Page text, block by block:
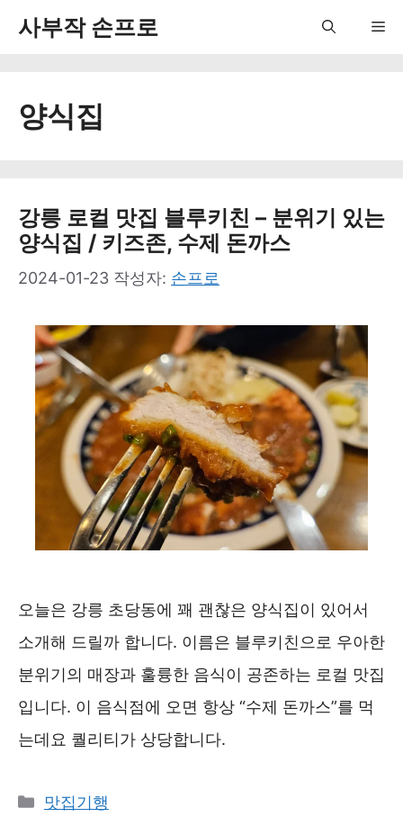
사부작 손프로
양식집
강릉 로컬 맛집 블루키친 – 분위기 있는
양식집 / 키즈존, 수제 돈까스
2024-01-23 작성자: 손프로
오늘은 강릉 초당동에 꽤 괜찮은 양식집이 있어서
소개해 드릴까 합니다. 이름은 블루키친으로 우아한
분위기의 매장과 훌륭한 음식이 공존하는 로컬 맛집
입니다. 이 음식점에 오면 항상 “수제 돈까스”를 먹
는데요 퀄리티가 상당합니다.
카
맛집기행